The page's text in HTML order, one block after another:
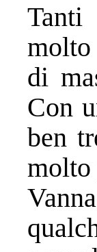
Tanti
di
Con
ben
molto